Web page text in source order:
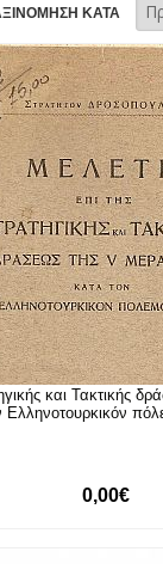
ΚΑΤΑ
και Τακτικής
Ελληνοτουρκικόν
0,00€